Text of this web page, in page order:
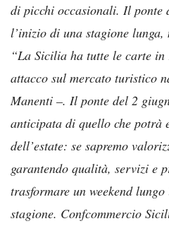
di picchi occasionali. Il ponte
l’inizio di una stagione
“La Sicilia ha tutte le carte
attacco sul mercato turistico
Manenti –. Il ponte del 2
anticipata di quello che potrà
dell’estate: se sapremo
garantendo qualità, servizi e
trasformare un weekend
stagione. Confcommercio